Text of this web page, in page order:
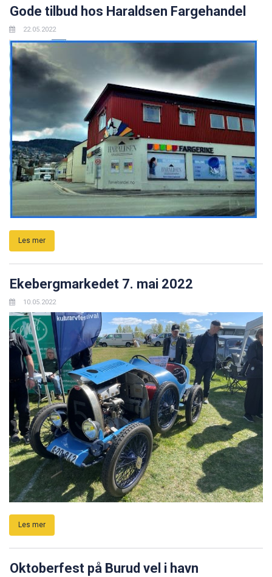
Gode tilbud hos Haraldsen Fargehandel
22.05.2022
Les mer
Ekebergmarkedet 7. mai 2022
10.05.2022
Les mer
Oktoberfest på Burud vel i havn